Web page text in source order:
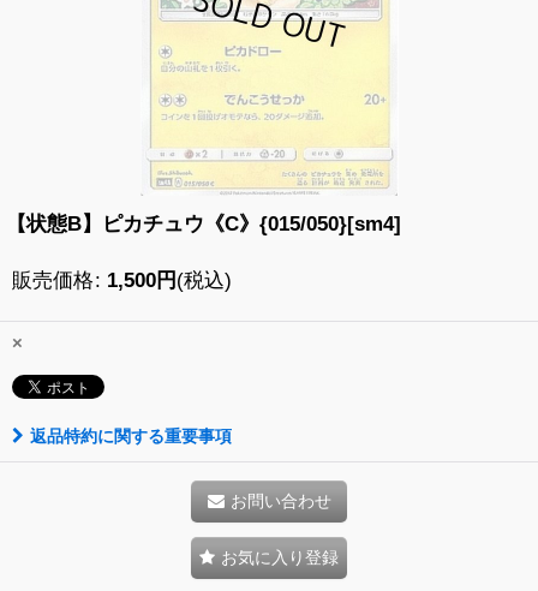
【状態B】ピカチュウ《C》{015/050}[sm4]
販売価格: 1,500円 (税込)
×
返品特約に関する重要事項
お問い合わせ
お気に入り登録